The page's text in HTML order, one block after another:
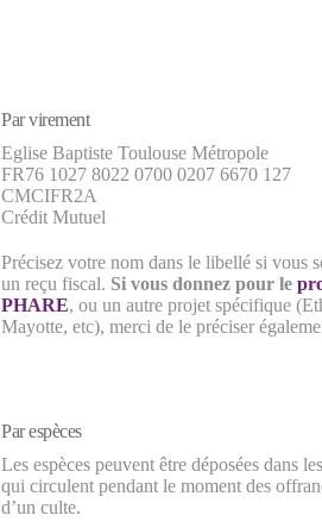
Par virement
Eglise Baptiste Toulouse Métropole
FR76 1027 8022 0700 0207 6670 127
CMCIFR2A
Crédit Mutuel
Précisez votre nom dans le libellé si vous
un reçu fiscal. Si vous donnez pour le
PHARE, ou un autre projet spécifique
Mayotte, etc), merci de le préciser
Par espèces
Les espèces peuvent être déposées dans
qui circulent pendant le moment des
d’un culte.